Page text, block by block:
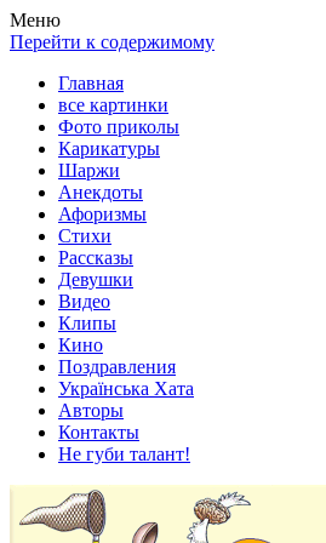
Весела хата — прикольные
Покажем всем ваши фото приколы,
Меню
Перейти к содержимому
Главная
все картинки
Фото приколы
Карикатуры
Шаржи
Анекдоты
Афоризмы
Стихи
Рассказы
Девушки
Видео
Клипы
Кино
Поздравления
Українська Хата
Авторы
Контакты
Не губи талант!